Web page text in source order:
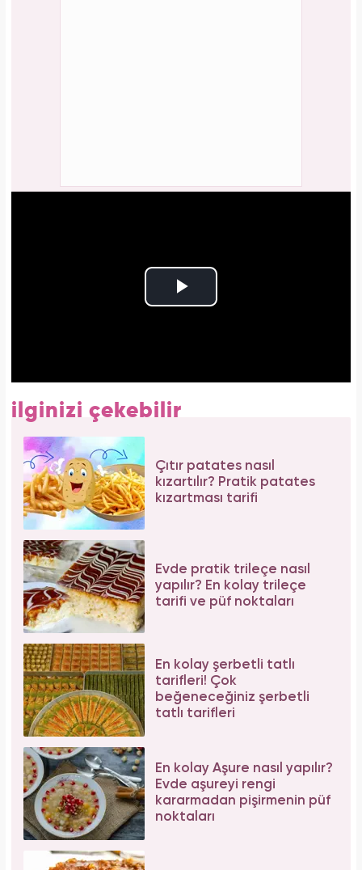
ilginizi çekebilir
Çıtır patates nasıl
kızartılır? Pratik patates
kızartması tarifi
Evde pratik trileçe nasıl
yapılır? En kolay trileçe
tarifi ve püf noktaları
En kolay şerbetli tatlı
tarifleri! Çok
beğeneceğiniz şerbetli
tatlı tarifleri
En kolay Aşure nasıl yapılır?
Evde aşureyi rengi
kararmadan pişirmenin püf
noktaları